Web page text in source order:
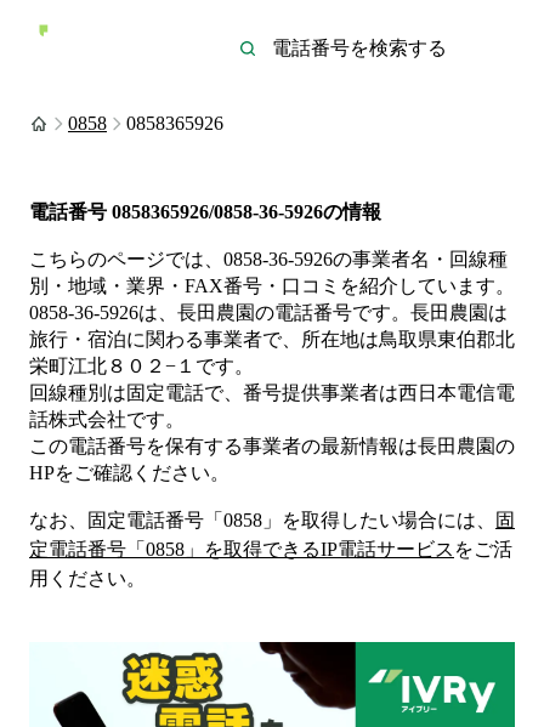
0858 0858365926
電話番号 0858365926/0858-36-5926の情報
こちらのページでは、 0858-36-5926の事業者名・回線種
別・地域・業界・FAX番号・口コミを紹介しています。
0858-36-5926は、 長田農園の電話番号です。 長田農園は
旅行・宿泊に関わる事業者で、所在地は鳥取県東伯郡北
栄町江北８０２−１ です。
回線種別は固定電話で、番号提供事業者は西日本電信電
話株式会社です。
この電話番号を保有する事業者の最新情報は長田農園の
HPをご確認ください。
なお、固定電話番号「 0858 」を取得したい場合には、
固
定電話番号「 0858 」を取得できるIP電話サービス をご活
用ください。